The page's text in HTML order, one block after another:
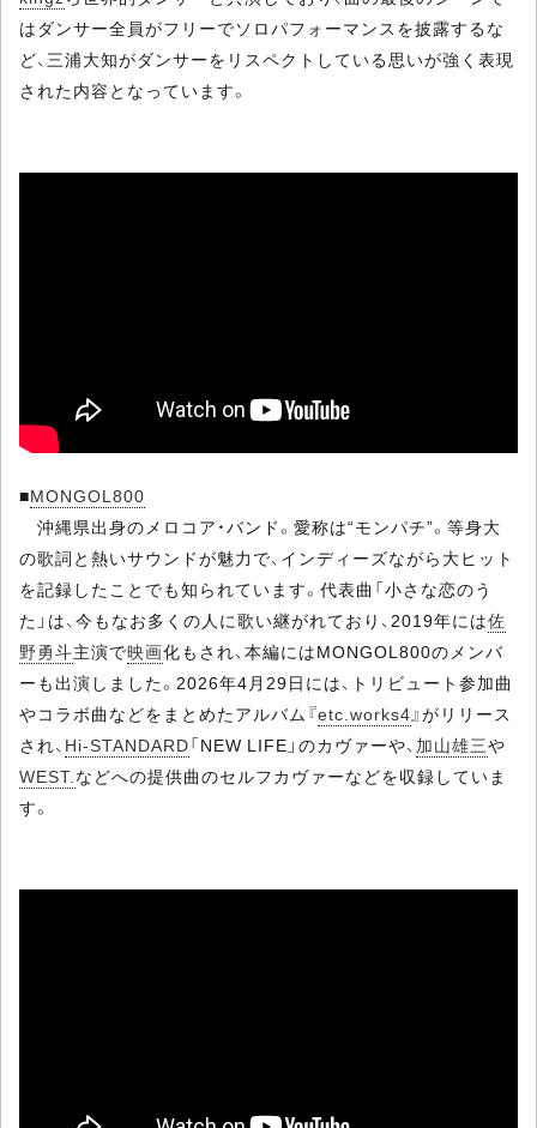
はダンサー全員がフリーでソロパフォーマンスを披露するな
ど、三浦大知がダンサーをリスペクトしている思いが強く表現
された内容となっています。
■MONGOL800
沖縄県出身のメロコア・バンド。愛称は“モンパチ”。等身大
の歌詞と熱いサウンドが魅力で、インディーズながら大ヒット
を記録したことでも知られています。代表曲「小さな恋のう
た」は、今もなお多くの人に歌い継がれており、2019年には佐
野勇斗主演で映画化もされ、本編にはMONGOL800のメンバ
ーも出演しました。2026年4月29日には、トリビュート参加曲
やコラボ曲などをまとめたアルバム『etc.works4』がリリース
され、 Hi-STANDARD「NEW LIFE」のカヴァーや、 加山雄三や
WEST.などへの提供曲のセルフカヴァーなどを収録していま
す。